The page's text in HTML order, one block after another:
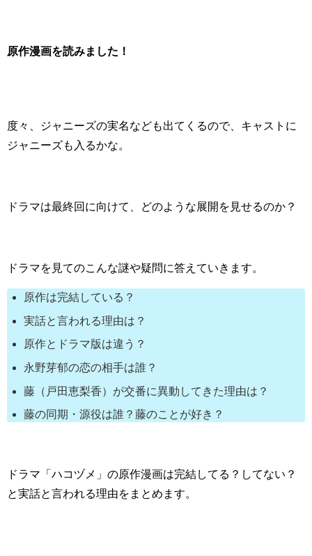
原作漫画を読みました！
度々、ジャニーズの実名なども出てくるので、キャストに
ジャニーズも入るかな。
ドラマは最終回に向けて、どのような展開を見せるのか？
ドラマを見てのこんな謎や疑問に答えていきます。
原作は完結している？
実話と言われる理由は？
原作とドラマ版は違う？
永野芽郁の恋の相手は誰？
藤（戸田恵梨香）が交番に異動してきた理由は？
藤の同期・源役は誰？藤のことが好き？
ドラマ「ハコヅメ」の原作漫画は完結してる？してない？
と実話と言われる理由をまとめます。